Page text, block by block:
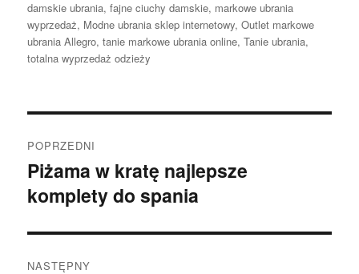
damskie ubrania,fajne ciuchy damskie, markowe ubrania
wyprzedaż, Modne ubrania sklep internetowy,Outlet markowe
ubrania Allegro,tanie markowe ubrania online,Tanie ubrania,
totalna wyprzedaż odzieży
wpisu
POPRZEDNI
Poprzedni
wpis:
Piżama w kratę najlepsze
komplety do spania
NASTĘPNY